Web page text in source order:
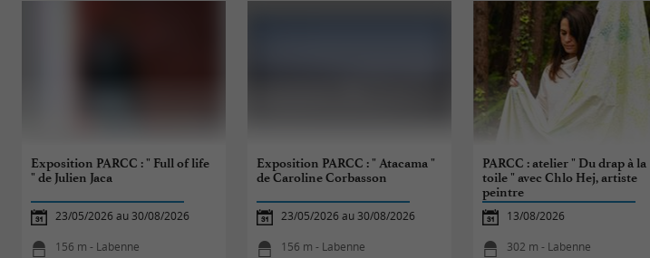
Exposition PARCC : " Full of life
" de Julien Jaca
23/05/2026 au 30/08/2026
156 m - Labenne
Exposition PARCC : " Atacama "
de Caroline Corbasson
23/05/2026 au 30/08/2026
156 m - Labenne
PARCC : atelier " Du drap à la
toile " avec Chlo Hej, artiste
peintre
13/08/2026
302 m - Labenne